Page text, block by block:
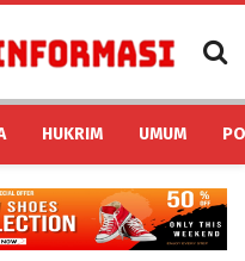
HUKRIM UMUM